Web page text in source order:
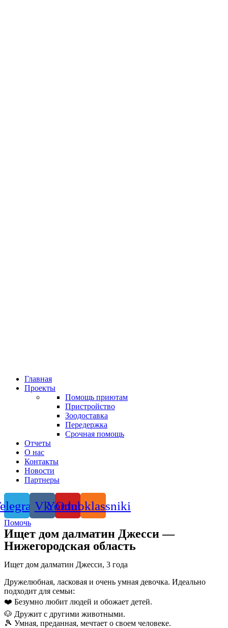
Главная
Проекты
Помощь приютам
Пристройство
Зоодоставка
Передержка
Срочная помощь
Отчеты
О нас
Контакты
Новости
Партнеры
VkYoutube
Odnoklassniki
Помочь
Ищет дом далматин Джесси —
Нижегородская область
Ищет дом далматин Джесси, 3 года
Дружелюбная, ласковая и очень умная девочка. Идеально
подходит для семьи:
❤️ Безумно любит людей и обожает детей.
🐶 Дружит с другими животными.
🎾 Умная, преданная, мечтает о своем человеке.